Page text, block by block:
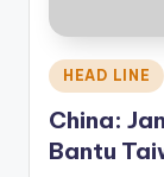
Posted
in
HEAD LINE
China:
Bantu